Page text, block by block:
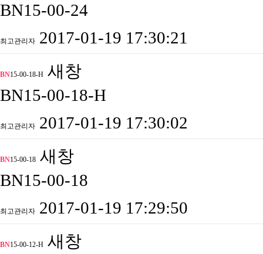
BN15-00-24
최고관리자 2017-01-19 17:30:21
BN15-00-18-H 새창
BN15-00-18-H
최고관리자 2017-01-19 17:30:02
BN15-00-18 새창
BN15-00-18
최고관리자 2017-01-19 17:29:50
BN15-00-12-H 새창